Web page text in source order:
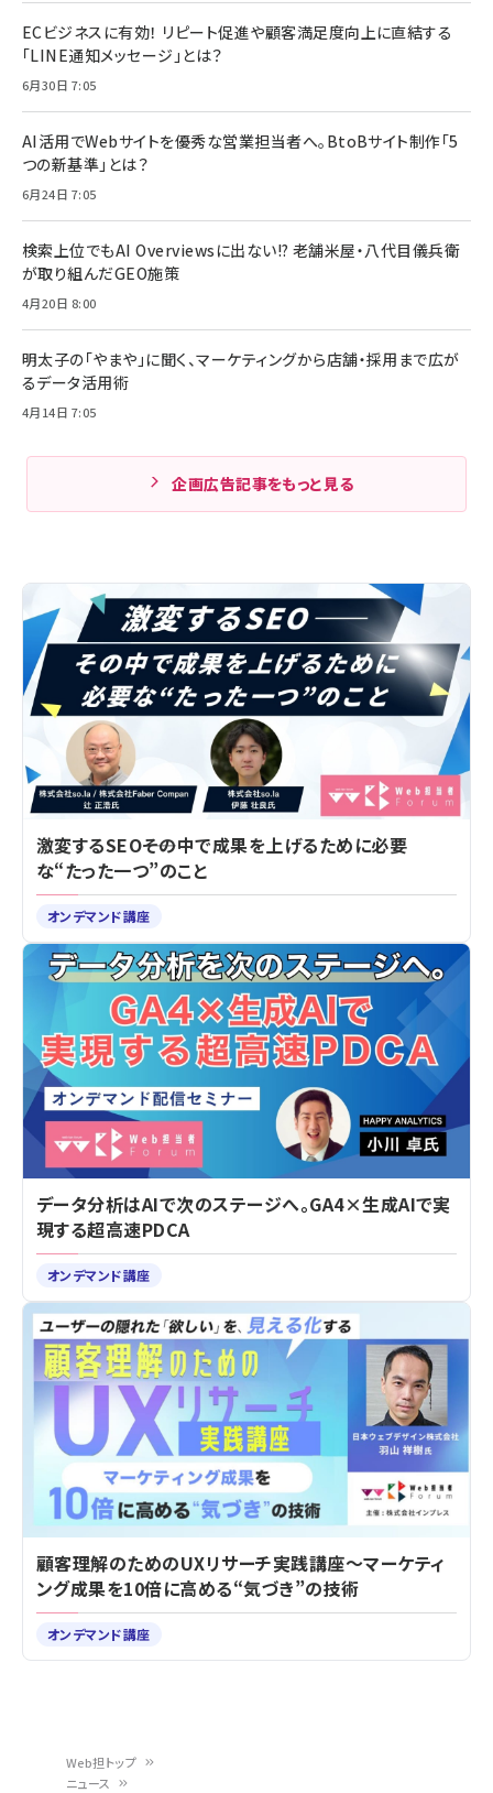
Web担トップ
ニュース
ECビジネスに有効！ リピート促進や顧客満足度向上に直結する
「LINE通知メッセージ」とは？
6月30日 7:05
AI活用でWebサイトを優秀な営業担当者へ。BtoBサイト制作「5
つの新基準」とは？
6月24日 7:05
検索上位でもAI Overviewsに出ない!? 老舗米屋・八代目儀兵衛
が取り組んだGEO施策
4月20日 8:00
明太子の「やまや」に聞く、マーケティングから店舗・採用まで広が
るデータ活用術
4月14日 7:05
企画広告記事をもっと見る
激変するSEO――その中で成果を上げるために必要
な“たった一つ”のこと
オンデマンド講座
データ分析はAIで次のステージへ。GA4×生成AIで実
現する超高速PDCA
オンデマンド講座
顧客理解のためのUXリサーチ実践講座～マーケティ
ング成果を10倍に高める“気づき”の技術
オンデマンド講座